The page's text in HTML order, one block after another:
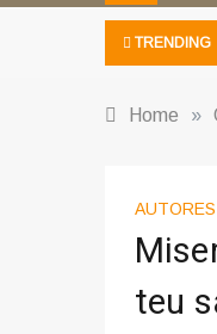
TRENDING
Home »
teu